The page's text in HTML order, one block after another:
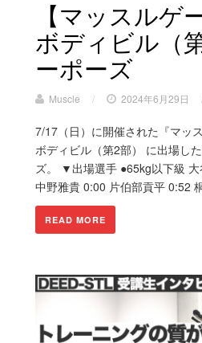
【マッスルゲ
ボディビル（
ーポーズ
Muscle / 2024年6月29日
7/17（日）に開催された『マッ
ボディビル（第2部） に出場し
ズ。 ▼出場選手 ●65kg以下級
中野雅貴 0:00 片伯部貢平 0:52
READ MORE